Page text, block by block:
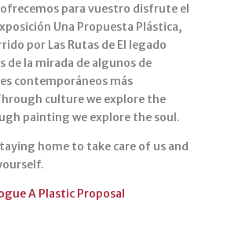
ofrecemos para vuestro disfrute el
Una Propuesta Plástica,
por Las Rutas de El legado
de la mirada de algunos de
contemporáneos más
culture we explore the
painting we explore the soul.
home to take care of us and
A Plastic Proposal